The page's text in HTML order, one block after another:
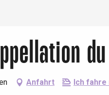
Anfahrt Ich